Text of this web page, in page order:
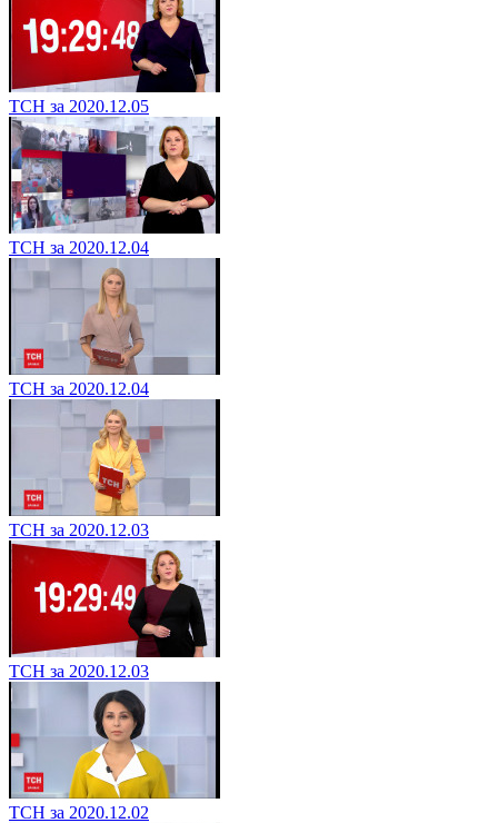
ТСН за 2020.12.05
ТСН за 2020.12.04
ТСН за 2020.12.04
ТСН за 2020.12.03
ТСН за 2020.12.03
ТСН за 2020.12.02